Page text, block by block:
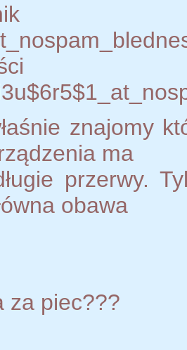
znajomy
ma
przerwy.
obawa
za piec???